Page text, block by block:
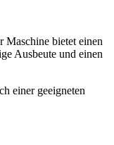
Maschine bietet einen
Ausbeute und einen
einer geeigneten